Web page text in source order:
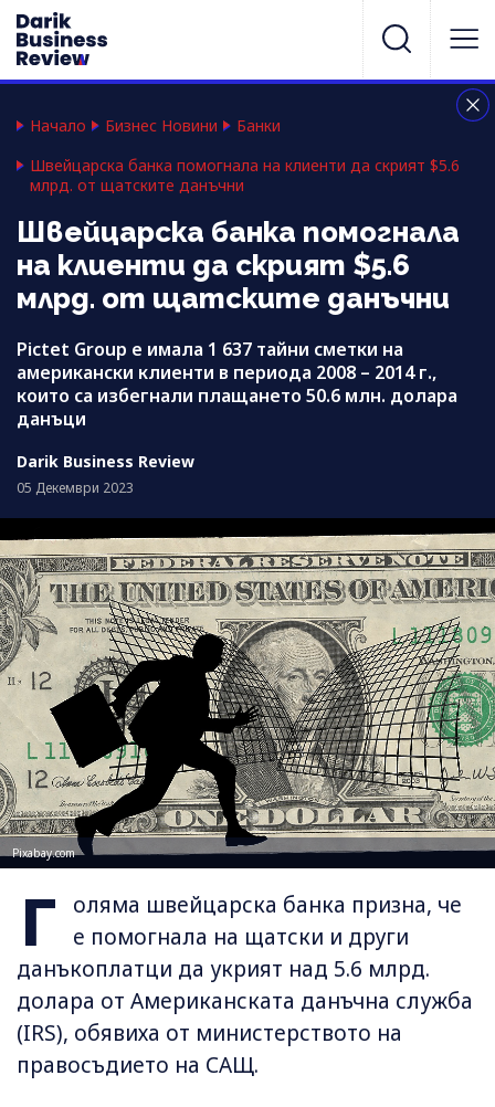
Начало Бизнес Новини
Банки
Швейцарска банка помогнала на клиенти да скрият $5.6
млрд. от щатските данъчни
Швейцарска банка помогнала
на клиенти да скрият $5.6
млрд. от щатските данъчни
Pictet Group е имала 1 637 тайни сметки на
американски клиенти в периода 2008 – 2014 г.,
които са избегнали плащането 50.6 млн. долара
данъци
Darik Business Review
05 Декември 2023
Pixabay.com
Г
оляма швейцарска банка призна, че
e помогнала на щатски и други
данъкоплатци да укрият над 5.6 млрд.
долара от Американската данъчна служба
(IRS), обявиха от министерството на
правосъдието на САЩ.